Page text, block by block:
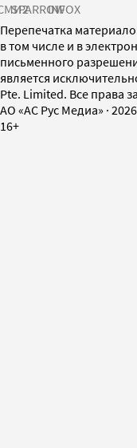
SPARROWINFOX
Перепечатка
в том числе и в
письменного
является
Pte. Limited. Все права
AO «АС Рус Медиа» · 2026
16+